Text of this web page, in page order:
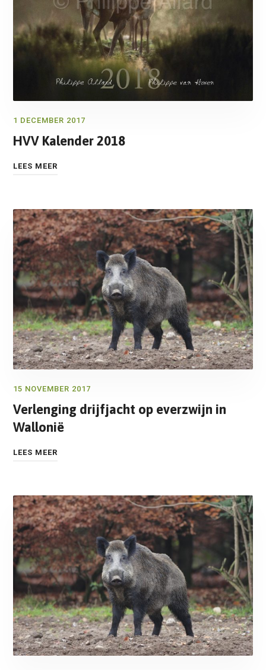
1 DECEMBER 2017
HVV Kalender 2018
LEES MEER
15 NOVEMBER 2017
Verlenging drijfjacht op everzwijn in
Wallonië
LEES MEER